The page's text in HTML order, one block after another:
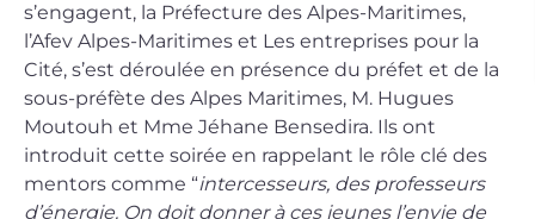
s’engagent, la Préfecture des Alpes-Maritimes,
l’Afev Alpes-Maritimes et Les entreprises pour la
Cité, s’est déroulée en présence du préfet et de la
sous-préfète des Alpes Maritimes, M. Hugues
Moutouh et Mme Jéhane Bensedira. Ils ont
introduit cette soirée en rappelant le rôle clé des
mentors comme “intercesseurs, des professeurs
d’énergie. On doit donner à ces jeunes l’envie de